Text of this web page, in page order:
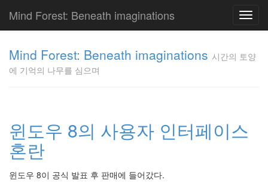
Mind Forest: Beneath imaginations
Mind Forest: Beneath imaginations 시간의 토양
에 기억의 나무를 심으며
윈도우 8의 사용자 인터페이스
혼란
윈도우 8이 공식 발표 후 판매에 들어갔다.
이
의
글
플
러
단